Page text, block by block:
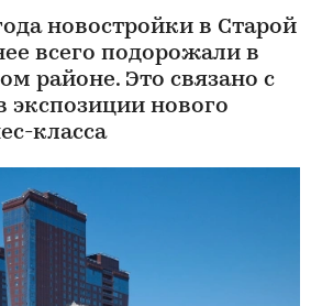
новостройки в Старой
всего подорожали в
районе. Это связано с
экспозиции нового
класса